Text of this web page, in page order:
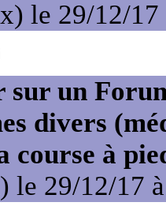
le 29/12/17
sur un
divers
course à
le 29/12/17